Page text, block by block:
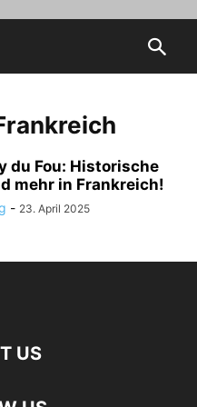
du Fou: Historische
mehr in Frankreich!
- 23. April 2025
US